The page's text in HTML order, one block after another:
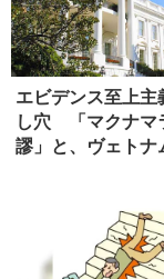
エビデンス至上主
し穴 「マクナマ
謬」と、ヴェトナ